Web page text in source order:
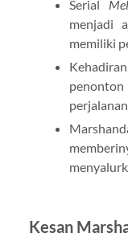
Serial
menjadi
memiliki
Kesan